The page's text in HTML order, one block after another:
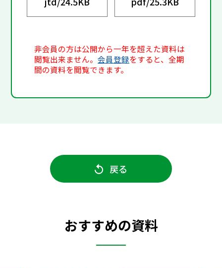
非会員の方は公開から一年を超えた資料は
閲覧出来ません。会員登録をすると、全期
間の資料を閲覧できます。
戻る
おすすめの資料